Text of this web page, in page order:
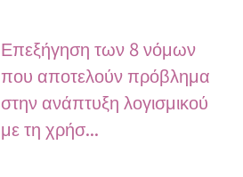
Επεξήγηση των 8 νόμων
που αποτελούν πρόβλημα
στην ανάπτυξη λογισμικού
με τη χρήσ...